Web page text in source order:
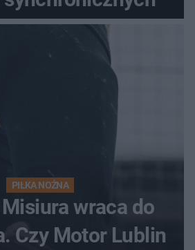
PIŁKA NOŻNA
wraca do
Czy Motor Lublin